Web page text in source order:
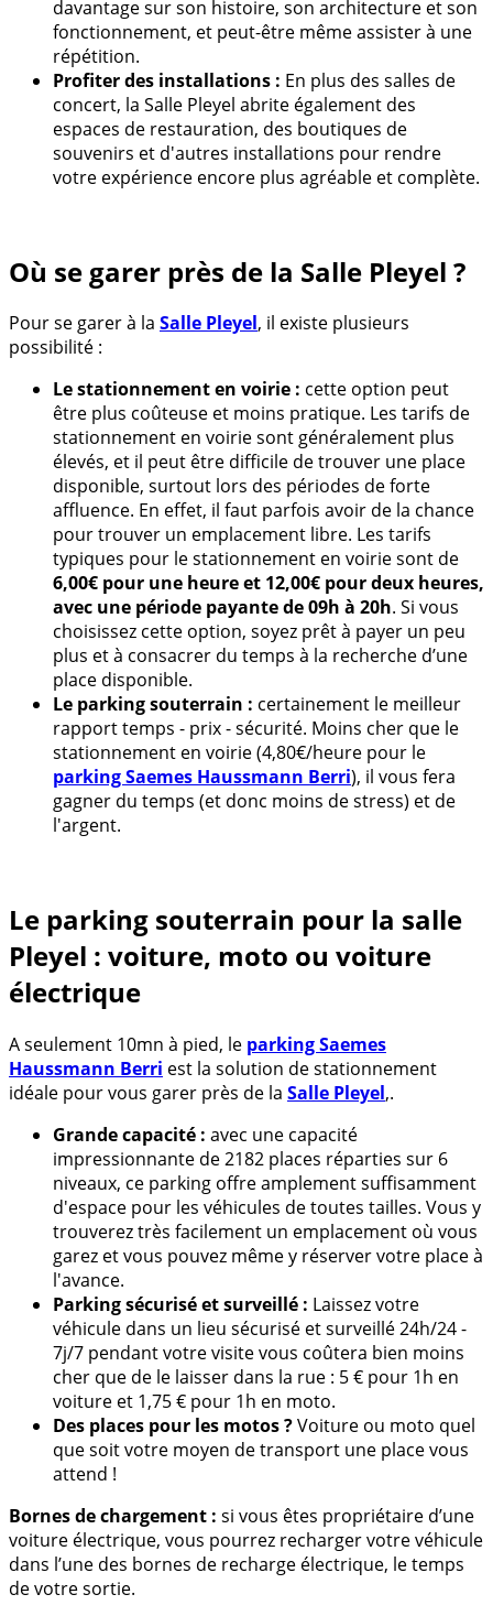
davantage sur son histoire, son architecture et son
fonctionnement, et peut-être même assister à une
répétition.
Profiter des installations : En plus des salles de
concert, la Salle Pleyel abrite également des
espaces de restauration, des boutiques de
souvenirs et d'autres installations pour rendre
votre expérience encore plus agréable et complète.
Où se garer près de la Salle Pleyel ?
Pour se garer à la Salle Pleyel, il existe plusieurs
possibilité :
Le stationnement en voirie : cette option peut
être plus coûteuse et moins pratique. Les tarifs de
stationnement en voirie sont généralement plus
élevés, et il peut être difficile de trouver une place
disponible, surtout lors des périodes de forte
affluence. En effet, il faut parfois avoir de la chance
pour trouver un emplacement libre. Les tarifs
typiques pour le stationnement en voirie sont de
6,00€ pour une heure et 12,00€ pour deux heures,
avec une période payante de 09h à 20h. Si vous
choisissez cette option, soyez prêt à payer un peu
plus et à consacrer du temps à la recherche d’une
place disponible.
Le parking souterrain : certainement le meilleur
rapport temps - prix - sécurité. Moins cher que le
stationnement en voirie (4,80€/heure pour le
parking Saemes Haussmann Berri), il vous fera
gagner du temps (et donc moins de stress) et de
l'argent.
Le parking souterrain pour la salle
Pleyel : voiture, moto ou voiture
électrique
A seulement 10mn à pied, le parking Saemes
Haussmann Berri est la solution de stationnement
idéale pour vous garer près de la Salle Pleyel,.
Grande capacité : avec une capacité
impressionnante de 2182 places réparties sur 6
niveaux, ce parking offre amplement suffisamment
d'espace pour les véhicules de toutes tailles. Vous y
trouverez très facilement un emplacement où vous
garez et vous pouvez même y réserver votre place à
l'avance.
Parking sécurisé et surveillé : Laissez votre
véhicule dans un lieu sécurisé et surveillé 24h/24 -
7j/7 pendant votre visite vous coûtera bien moins
cher que de le laisser dans la rue : 5 € pour 1h en
voiture et 1,75 € pour 1h en moto.
Des places pour les motos ?Voiture ou moto quel
que soit votre moyen de transport une place vous
attend !
Bornes de chargement : si vous êtes propriétaire d’une
voiture électrique, vous pourrez recharger votre véhicule
dans l’une des bornes de recharge électrique, le temps
de votre sortie.